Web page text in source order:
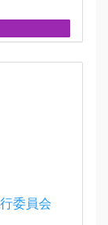
委員会